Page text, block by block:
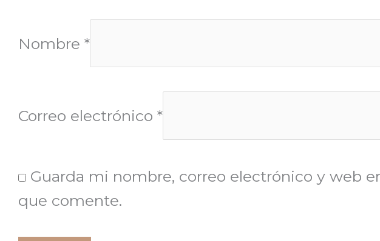
Nombre *
Correo electrónico *
Guarda mi nombre, correo electrónico y web
que comente.